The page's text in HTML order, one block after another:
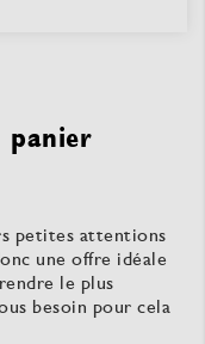
panier
petites attentions
une offre idéale
le plus
besoin pour cela